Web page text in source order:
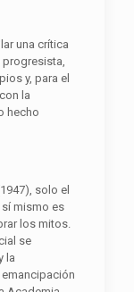
una crítica
y, para el
la
hecho
solo el
mismo es
los mitos.
se
la